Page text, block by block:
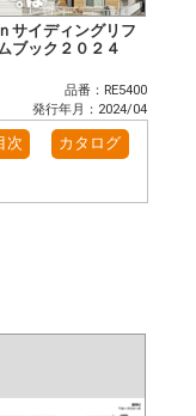
（3）
法（4）
サイディングリフ
ブック２０２４
品番：RE5400
発行年月：2024/04
次 カタログ